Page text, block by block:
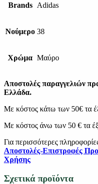
Brands Adidas
Νούμερο 38
Χρώμα Μαύρο
Αποστολές παραγγελιών
Ελλάδα.
Με κόστος κάτω των 50€ τα
Με κόστος άνω των 50 € τα
Για περισσότερες
Αποστολές-Επιστροφές
Χρήσης
Σχετικά προϊόντα